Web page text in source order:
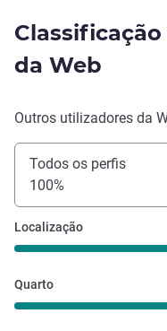
da Web
Outros utilizadores da
Todos os perfis
100%
Localização
Quarto